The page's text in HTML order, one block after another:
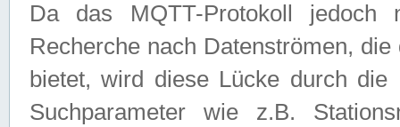
Da das MQTT-Protokoll jedoch
Recherche nach Datenströmen,
bietet, wird diese Lücke durch die
Suchparameter wie z.B.